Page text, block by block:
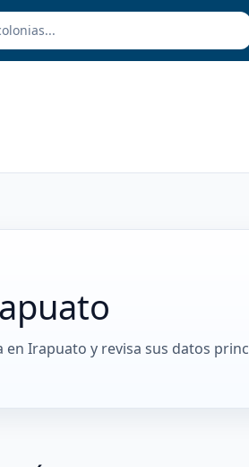
en Irapuato y revisa sus datos